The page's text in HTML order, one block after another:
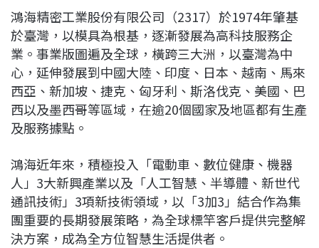
鴻海精密工業股份有限公司（2317）於1974年肇基
於臺灣，以模具為根基，逐漸發展為高科技服務企
業。事業版圖遍及全球，橫跨三大洲，以臺灣為中
心，延伸發展到中國大陸、印度、日本、越南、馬來
西亞、新加坡、捷克、匈牙利、斯洛伐克、美國、巴
西以及墨西哥等區域，在逾20個國家及地區都有生產
及服務據點。
鴻海近年來，積極投入「電動車、數位健康、機器
人」3大新興產業以及「人工智慧、半導體、新世代
通訊技術」3項新技術領域，以「3加3」結合作為集
團重要的長期發展策略，為全球標竿客戶提供完整解
決方案，成為全方位智慧生活提供者。